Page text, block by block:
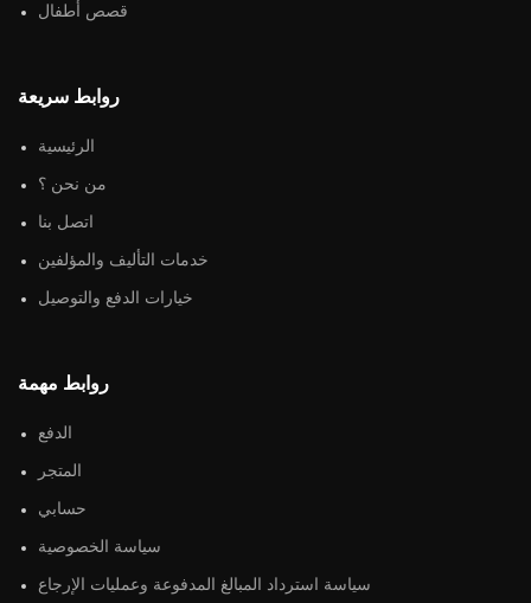
قصص أطفال
روابط سريعة
الرئيسية
من نحن ؟
اتصل بنا
خدمات التأليف والمؤلفين
خيارات الدفع والتوصيل
روابط مهمة
الدفع
المتجر
حسابي
سياسة الخصوصية
سياسة استرداد المبالغ المدفوعة وعمليات الإرجاع